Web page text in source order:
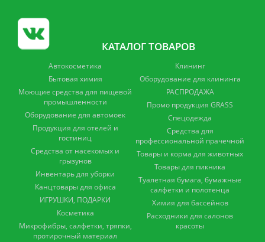
КАТАЛОГ ТОВАРОВ
Автокосметика
Бытовая химия
Моющие средства для пищевой
промышленности
Оборудование для автомоек
Продукция для отелей и
гостиниц
Средства от насекомых и
грызунов
Инвентарь для уборки
Канцтовары для офиса
ИГРУШКИ, ПОДАРКИ
Косметика
Микрофибры, салфетки, тряпки,
протирочный материал
Клининг
Оборудование для клининга
РАСПРОДАЖА
Промо продукция GRASS
Спецодежда
Средства для
профессиональной прачечной
Товары и корма для животных
Товары для пикника
Туалетная бумага, бумажные
салфетки и полотенца
Химия для бассейнов
Расходники для салонов
красоты